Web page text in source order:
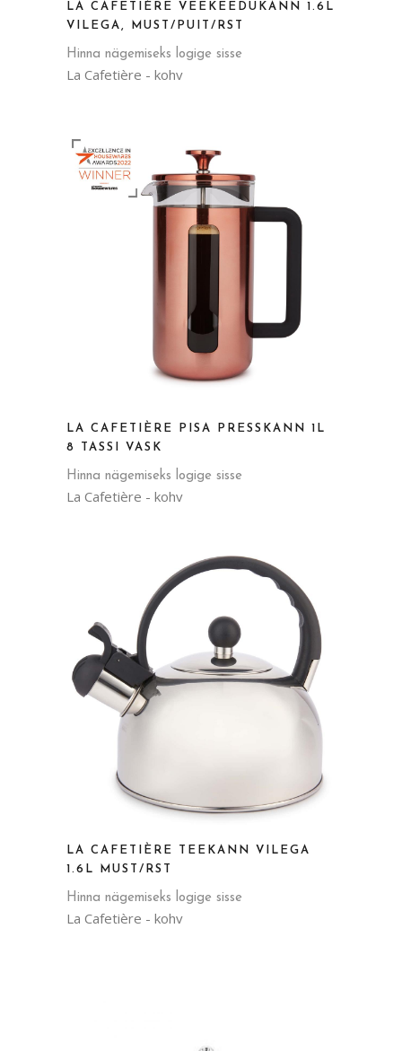
La Cafetière - kohv
LA CAFETIÈRE VEEKEEDUKANN 1.6L
VILEGA, MUST/PUIT/RST
Hinna nägemiseks logige sisse
La Cafetière - kohv
LA CAFETIÈRE PISA PRESSKANN 1L
8 TASSI VASK
Hinna nägemiseks logige sisse
La Cafetière - kohv
LA CAFETIÈRE TEEKANN VILEGA
1.6L MUST/RST
Hinna nägemiseks logige sisse